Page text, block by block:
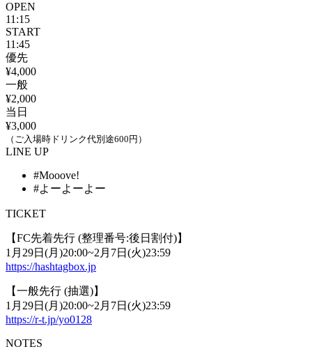
OPEN
11:15
START
11:45
優先
¥4,000
一般
¥2,000
当日
¥3,000
（ご入場時ドリンク代別途600円）
LINE UP
#Mooove!
#よーよーよー
TICKET
【FC先着先行 (整理番号:後日割付)】
1月29日(月)20:00~2月7日(火)23:59
https://hashtagbox.jp
【一般先行 (抽選)】
1月29日(月)20:00~2月7日(火)23:59
https://r-t.jp/yo0128
NOTES